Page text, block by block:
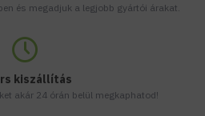
és megadjuk a legjobb gyártói árakat.
kiszállítás
akár 24 órán belül megkaphatod!